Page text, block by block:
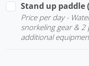
Stand up paddle
Price per day -
snorkeling gear & 2
additional